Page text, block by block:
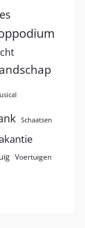
Schaatsen
Voertuigen